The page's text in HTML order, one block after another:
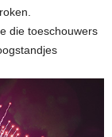
die toeschouwers